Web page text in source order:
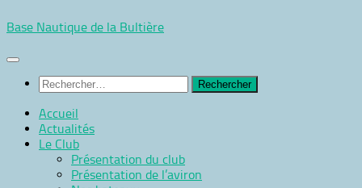
to
Base Nautique de la Bultière
Rechercher :
Accueil
Actualités
Le Club
Présentation du club
Présentation de l’aviron